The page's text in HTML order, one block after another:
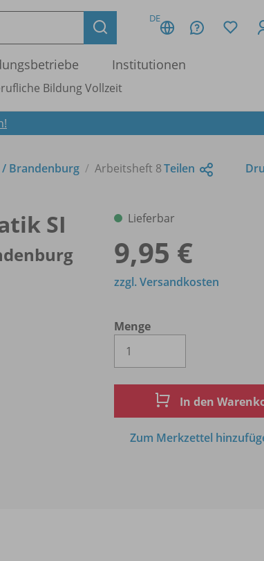
DE
Institutionen
Bildung Vollzeit
/ Brandenburg Arbeitsheft 8Teilen
SI Lieferbar
9,95 €
Menge
zzgl. Versandkosten
In den
Zum Merkzettel